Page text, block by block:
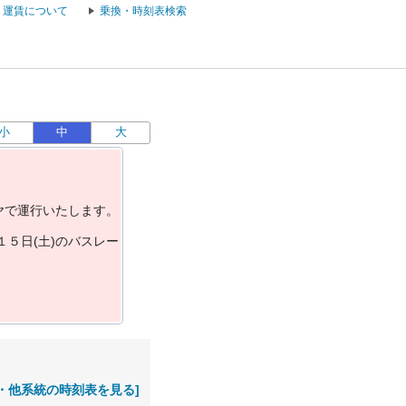
運賃について 乗換・時刻表検索
中 大
で運行いた し ます。
５ 日(土)のバス レー
他系統の時刻表を見る]